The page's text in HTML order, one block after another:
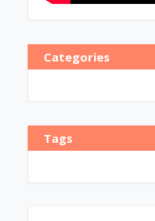
Categories
Tags